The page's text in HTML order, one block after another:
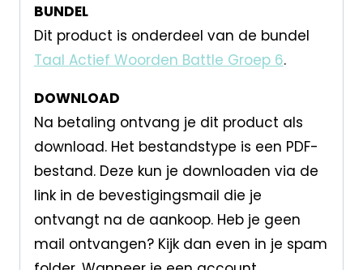
BUNDEL
Dit product is onderdeel van de bundel
Taal Actief Woorden Battle Groep 6.
DOWNLOAD
Na betaling ontvang je dit product als
download. Het bestandstype is een PDF-
bestand. Deze kun je downloaden via de
link in de bevestigingsmail die je
ontvangt na de aankoop. Heb je geen
mail ontvangen? Kijk dan even in je spam